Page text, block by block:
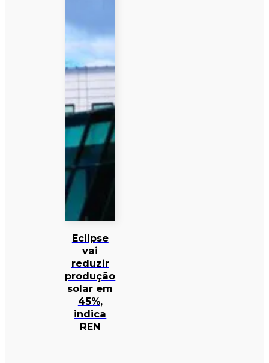
Eclipse
vai
reduzir
produção
solar em
45%,
indica
REN